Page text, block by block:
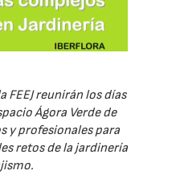
FEEJ reunirán los días
Ágora Verde de
y profesionales para
retos de la jardinería